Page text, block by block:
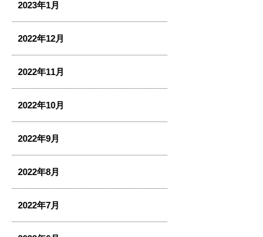
2023年1月
2022年12月
2022年11月
2022年10月
2022年9月
2022年8月
2022年7月